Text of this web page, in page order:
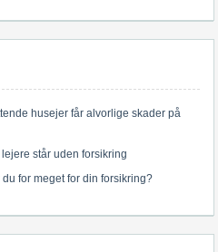
husejer får alvorlige skader på
lejere står uden forsikring
du for meget for din forsikring?